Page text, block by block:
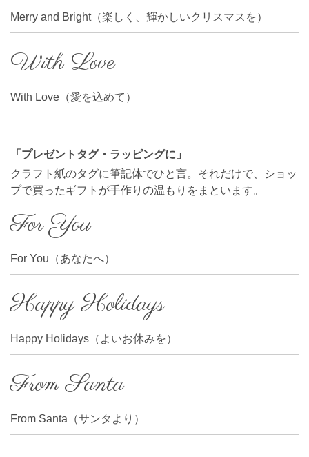
Merry and Bright（楽しく、輝かしいクリスマスを）
With Love
With Love（愛を込めて）
「プレゼントタグ・ラッピングに」
クラフト紙のタグに筆記体でひと言。それだけで、ショッ
プで買ったギフトが手作りの温もりをまといます。
For You
For You（あなたへ）
Happy Holidays
Happy Holidays（よいお休みを）
From Santa
From Santa（サンタより）